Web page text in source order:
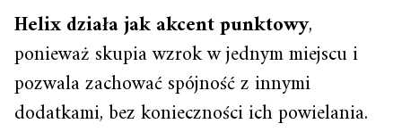
Helix działa jak akcent punktowy,
ponieważ skupia wzrok w jednym miejscu i
pozwala zachować spójność z innymi
dodatkami, bez konieczności ich powielania.